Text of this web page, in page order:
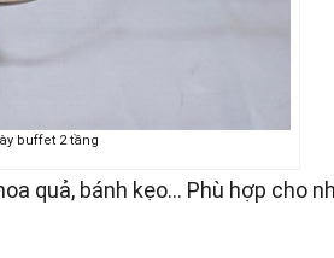
buffet 2 tầng
quả, bánh kẹo… Phù hợp cho